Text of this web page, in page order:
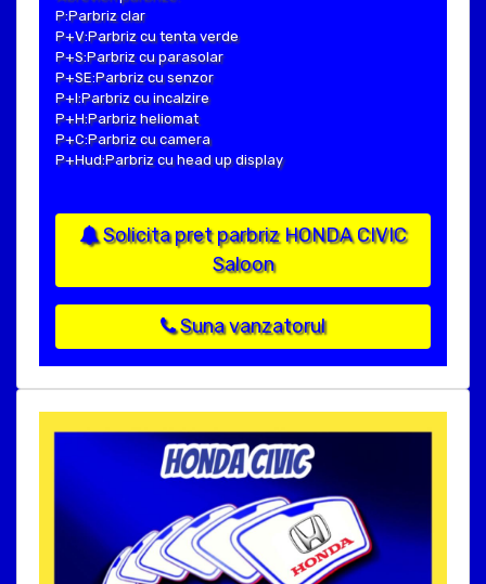
P:Parbriz clar
P+V:Parbriz cu tenta verde
P+S:Parbriz cu parasolar
P+SE:Parbriz cu senzor
P+I:Parbriz cu incalzire
P+H:Parbriz heliomat
P+C:Parbriz cu camera
P+Hud:Parbriz cu head up display
Solicita pret parbriz HONDA CIVIC
Saloon
Suna vanzatorul